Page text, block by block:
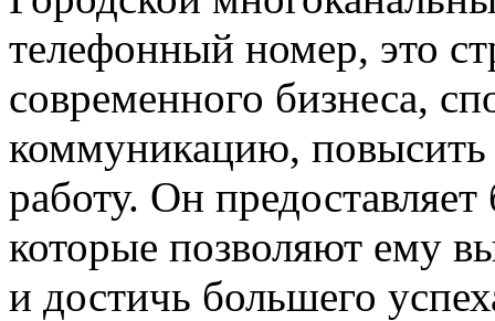
телефонный номер, это
современного бизнеса,
коммуникацию,
работу. Он
которые позволяют ему
и достичь большего